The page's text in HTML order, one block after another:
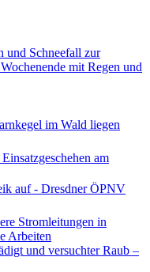
und Schneefall zur
mit Regen und
im Wald liegen
am
auf - Dresdner ÖPNV
Stromleitungen in
Arbeiten
und versuchter Raub –